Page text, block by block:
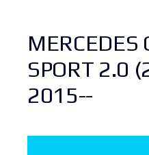
MERCEDES
SPORT 2.0
2015--